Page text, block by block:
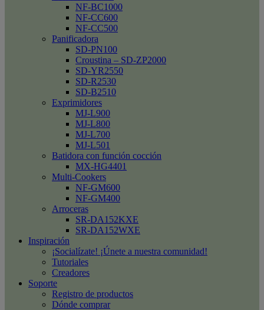
NF-BC1000
NF-CC600
NF-CC500
Panificadora
SD-PN100
Croustina – SD-ZP2000
SD-YR2550
SD-R2530
SD-B2510
Exprimidores
MJ-L900
MJ-L800
MJ-L700
MJ-L501
Batidora con función cocción
MX-HG4401
Multi-Cookers
NF-GM600
NF-GM400
Arroceras
SR-DA152KXE
SR-DA152WXE
Inspiración
¡Socialízate! ¡Únete a nuestra comunidad!
Tutoriales
Creadores
Soporte
Registro de productos
Dónde comprar